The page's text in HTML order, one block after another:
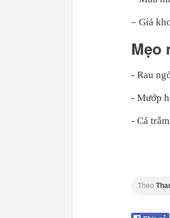
– Giá
Mẹo
- Rau
- Mướp
- Cá
Theo